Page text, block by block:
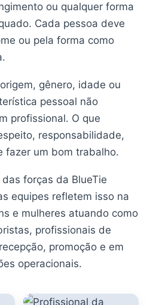
ou qualquer forma
Cada pessoa deve
ou pela forma como
gênero, idade ou
pessoal não
profissional. O que
responsabilidade,
fazer um bom trabalho.
forças da BlueTie
equipes refletem isso na
e mulheres atuando como
profissionais de
promoção e em
operacionais.